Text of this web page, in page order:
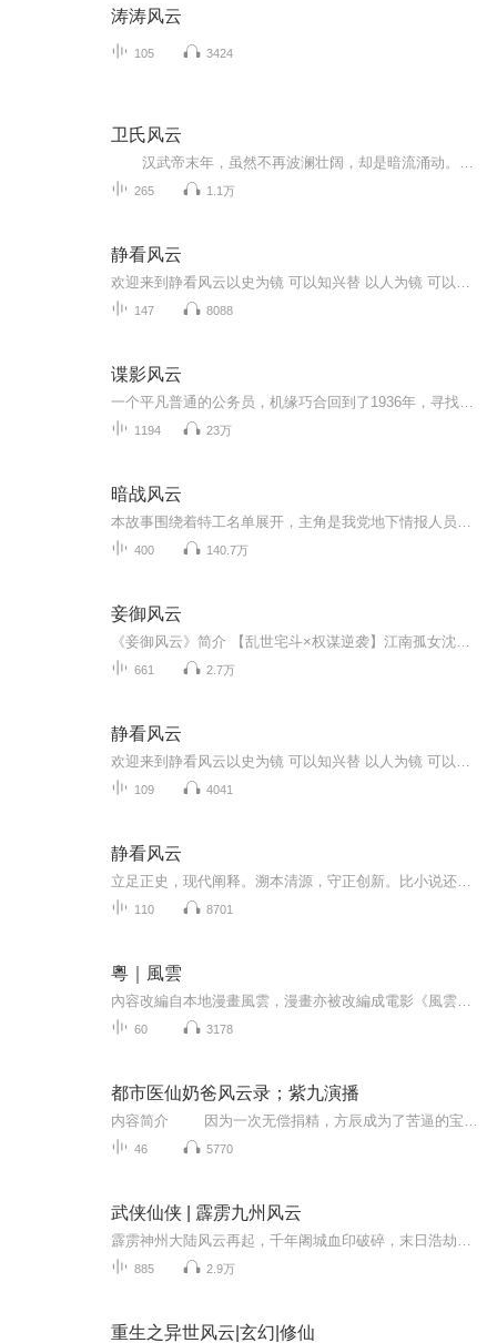
涛涛风云
105 3424
卫氏风云
265 1.1万
静看风云
147 8088
谍影风云
1194 23万
暗战风云
400 140.7万
妾御风云
661 2.7万
静看风云
109 4041
静看风云
110 8701
粵｜風雲
60 3178
都市医仙奶爸风云录；紫九演播
46 5770
武侠仙侠 | 霹雳九州风云
885 2.9万
重生之异世风云|玄幻|修仙